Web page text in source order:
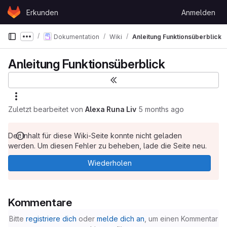
Skip to content
GitLabErkunden Anmelden
Show more breadcrumbs
Dokumentation Wiki Anleitung Funktionsüberblick
Anleitung Funktionsüberblick
Zuletzt bearbeitet von Alexa Runa Liv 5 months ago
Der Inhalt für diese Wiki-Seite konnte nicht geladen
werden. Um diesen Fehler zu beheben, lade die Seite neu.
Wiederholen
Kommentare
Bitte registriere dich oder melde dich an , um einen Kommentar